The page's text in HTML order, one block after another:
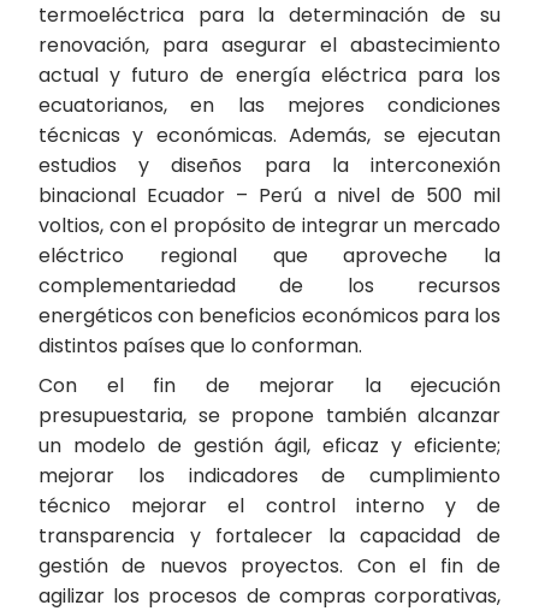
termoeléctrica para la determinación de su
renovación, para asegurar el abastecimiento
actual y futuro de energía eléctrica para los
ecuatorianos, en las mejores condiciones
técnicas y económicas. Además, se ejecutan
estudios y diseños para la interconexión
binacional Ecuador – Perú a nivel de 500 mil
voltios, con el propósito de integrar un mercado
eléctrico regional que aproveche la
complementariedad de los recursos
energéticos con beneficios económicos para los
distintos países que lo conforman.
Con el fin de mejorar la ejecución
presupuestaria, se propone también alcanzar
un modelo de gestión ágil, eficaz y eficiente;
mejorar los indicadores de cumplimiento
técnico mejorar el control interno y de
transparencia y fortalecer la capacidad de
gestión de nuevos proyectos. Con el fin de
agilizar los procesos de compras corporativas,